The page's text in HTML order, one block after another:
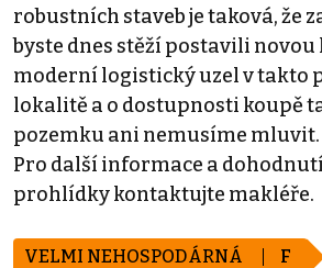
robustních staveb je taková, že
byste dnes stěží postavili novou
moderní logistický uzel v takto
lokalitě a o dostupnosti koupě
pozemku ani nemusíme mluvit.
Pro další informace a
prohlídky kontaktujte makléře.
VELMI NEHOSPODÁRNÁ F